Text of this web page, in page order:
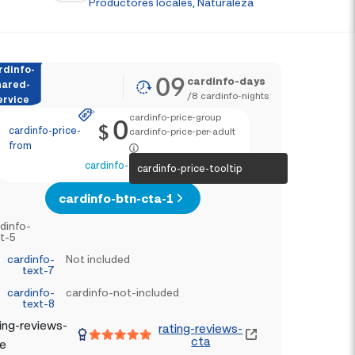
09 cardinfo-days
/8 cardinfo-nights
cardinfo-price-
from
$0 cardinfo-price-group
cardinfo-price-per-adult
cardinfo-price-tooltip
cardinfo-text-4
cardinfo-btn-cta-1
5
cardinfo-
text-7
Not included
cardinfo-
text-8
cardinfo-not-included
reviews-
rating-reviews-
cta